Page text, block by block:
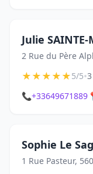
Julie SAINTE-
2 Rue du Père
★★★★★5/5•
📞+33649671889
Sophie Le
1 Rue Pasteur,